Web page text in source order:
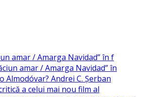
amar / Amarga Navidad” în f